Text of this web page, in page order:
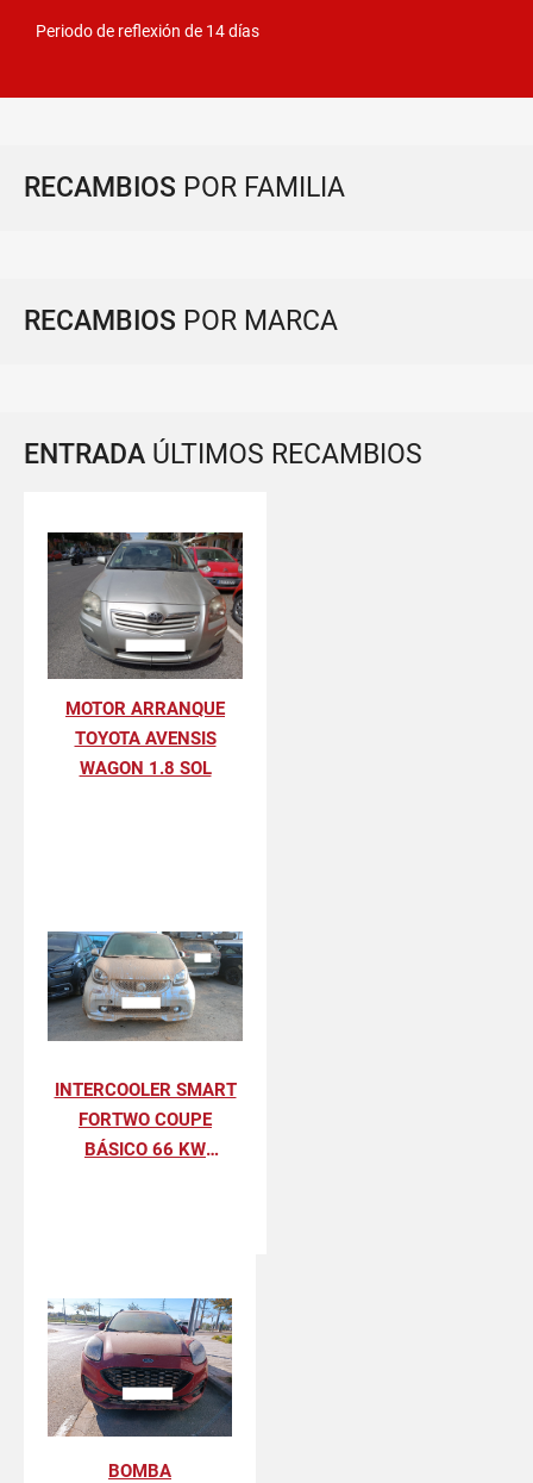
Periodo de reflexión de 14 días
RECAMBIOS POR FAMILIA
RECAMBIOS POR MARCA
ENTRADA ÚLTIMOS RECAMBIOS
MOTOR ARRANQUE
TOYOTA AVENSIS
WAGON 1.8 SOL
INTERCOOLER SMART
FORTWO COUPE
BÁSICO 66 KW
BOMBA